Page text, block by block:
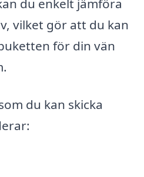
du enkelt jämföra
vilket gör att du kan
för din vän
du kan skicka